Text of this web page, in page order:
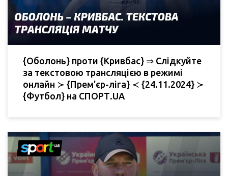
{Оболонь} проти {Кривбас} ⇒ Слідкуйте
за текстовою трансляцією в режимі
онлайн ≻ {Прем'єр-ліга} ≺ {24.11.2024} ≻
{Футбол} на СПОРТ.UA